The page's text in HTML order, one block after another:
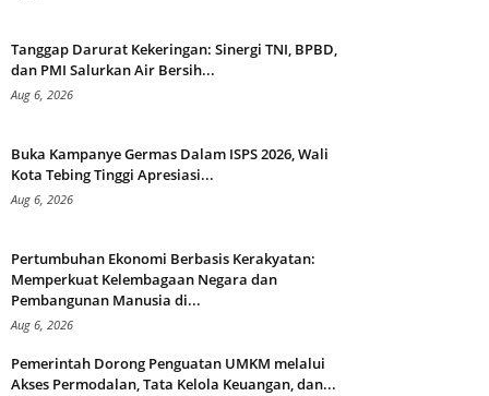
Tanggap Darurat Kekeringan: Sinergi TNI, BPBD,
dan PMI Salurkan Air Bersih...
Aug 6, 2026
Buka Kampanye Germas Dalam ISPS 2026, Wali
Kota Tebing Tinggi Apresiasi...
Aug 6, 2026
Pertumbuhan Ekonomi Berbasis Kerakyatan:
Memperkuat Kelembagaan Negara dan
Pembangunan Manusia di...
Aug 6, 2026
Pemerintah Dorong Penguatan UMKM melalui
Akses Permodalan, Tata Kelola Keuangan, dan...